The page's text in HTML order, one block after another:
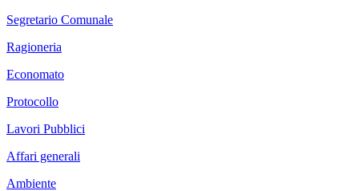
Segretario Comunale
Ragioneria
Economato
Protocollo
Lavori Pubblici
Affari generali
Ambiente